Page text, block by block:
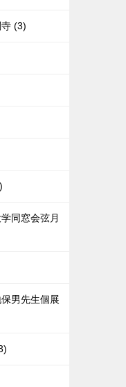
(3)
同窓会弦月
男先生個展